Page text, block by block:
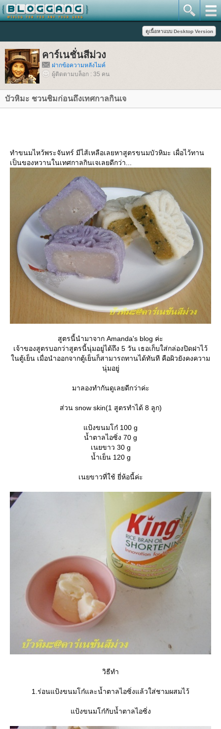
คาร์เนชั่นสีม่วง
ฝากข้อความหลังไมค์
ผู้ติดตามบล็อก : 35 คน
บัวหิมะ ชวนชิมก่อนถึงเทศกาลกินเจ
ทำขนมไหว้พระจันทร์ มีไส้เหลือเลยหาสูตรขนมบัวหิมะ เผื่อไว้ทาน
เป็นของหวานในเทศกาลกินเจเลยดีกว่า...
สูตรนี้นำมาจาก Amanda's blog ค่ะ
เจ้าของสูตรบอกว่าสูตรนี้นุ่มอยู่ได้ถึง 5 วัน เธอเก็บใส่กล่องปิดฝาไว้
นตู้เย็น เมื่อนำออกจากตู้เย็นก็สามารถทานได้ทันที คือผิวยังคงความ
นุ่มอยู่
มาลองทำกันดูเลยดีกว่าค่ะ
ส่วน snow skin(1 สูตรทำได้ 8 ลูก)
ป้งขนมโก๋ 100 g
น้ำตาลไอซิ่ง 70 g
เนยขาว 30 g
น้ำเย็น 120 g
เนยขาวที่ใช้ ยี่ห้อนี้ค่ะ
วิธีทำ
1.ร่อนแป้งขนมโก๋และน้ำตาลไอซิ่งแล้วใส่ชามผสมไว้
ป้งขนมโก๋กับน้ำตาลไอซิ่ง